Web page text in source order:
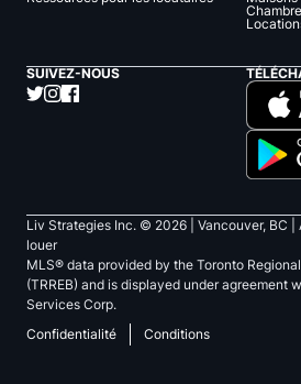
SUIVEZ-NOUS
Liv Strategies Inc. © 2026 | Vancouver, BC |
louer
MLS® data provided by the Toronto
(TRREB) and is displayed under agreement
Services Corp.
Confidentialité
Conditions